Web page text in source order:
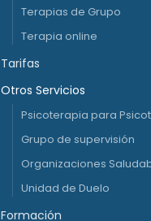
Terapias de Grupo
Terapia online
Tarifas
Otros Servicios
Psicoterapia para
Grupo de supervisión
Organizaciones
Unidad de Duelo
Formación